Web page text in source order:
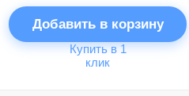
Добавить в корзину
Купить в 1
клик